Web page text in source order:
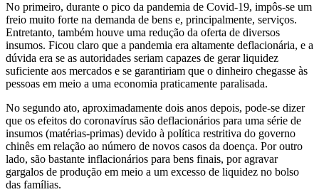
No primeiro, durante o pico da pandemia de Covid-19, impôs-se um
freio muito forte na demanda de bens e, principalmente, serviços.
Entretanto, também houve uma redução da oferta de diversos
insumos. Ficou claro que a pandemia era altamente deflacionária, e a
dúvida era se as autoridades seriam capazes de gerar liquidez
suficiente aos mercados e se garantiriam que o dinheiro chegasse às
pessoas em meio a uma economia praticamente paralisada.
No segundo ato, aproximadamente dois anos depois, pode-se dizer
que os efeitos do coronavírus são deflacionários para uma série de
insumos (matérias-primas) devido à política restritiva do governo
chinês em relação ao número de novos casos da doença. Por outro
lado, são bastante inflacionários para bens finais, por agravar
gargalos de produção em meio a um excesso de liquidez no bolso
das famílias.